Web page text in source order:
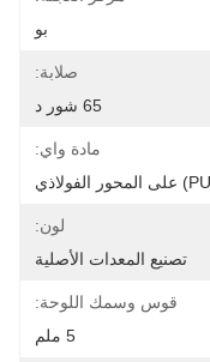
بو
صلابة:
65 شور د
مادة واي:
لون:
تصنيع المعدات الأصلية
قوس وسمك اللوحة:
5 ملم